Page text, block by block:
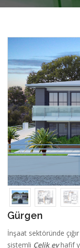
Gürgen
İnşaat sektöründe
sistemli Çelik evhafif